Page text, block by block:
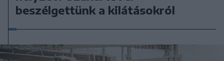
beszélgettünk a kilátásokról